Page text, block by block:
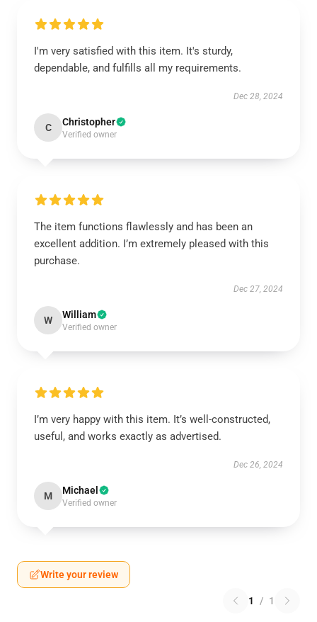
I'm very satisfied with this item. It's sturdy,
dependable, and fulfills all my requirements.
Dec 28, 2024
C Christopher
Verified owner
The item functions flawlessly and has been an
excellent addition. I’m extremely pleased with this
purchase.
Dec 27, 2024
W William
Verified owner
I’m very happy with this item. It’s well-constructed,
useful, and works exactly as advertised.
Dec 26, 2024
M Michael
Verified owner
Write your review
1 / 1